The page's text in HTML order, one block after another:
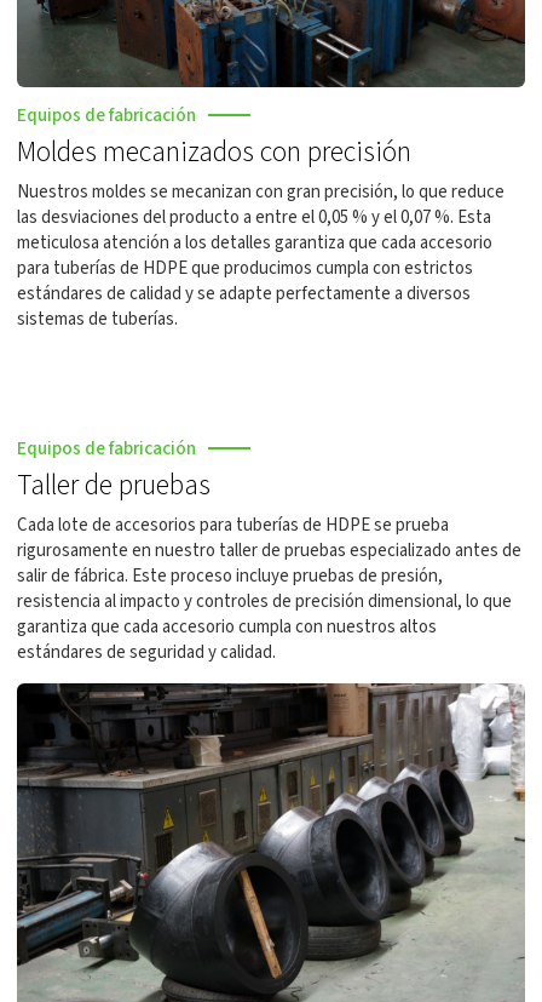
Equipos de fabricación
Moldes mecanizados con precisión
Nuestros moldes se mecanizan con gran precisión, lo que reduce
las desviaciones del producto a entre el 0,05 % y el 0,07 %. Esta
meticulosa atención a los detalles garantiza que cada accesorio
para tuberías de HDPE que producimos cumpla con estrictos
estándares de calidad y se adapte perfectamente a diversos
sistemas de tuberías.
Equipos de fabricación
Taller de pruebas
Cada lote de accesorios para tuberías de HDPE se prueba
rigurosamente en nuestro taller de pruebas especializado antes de
salir de fábrica. Este proceso incluye pruebas de presión,
resistencia al impacto y controles de precisión dimensional, lo que
garantiza que cada accesorio cumpla con nuestros altos
estándares de seguridad y calidad.